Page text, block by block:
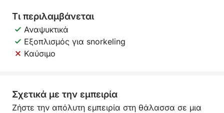
Τι περιλαμβάνεται
Αναψυκτικά
Εξοπλισμός για snorkeling
Καύσιμο
Σχετικά με την εμπειρία
Ζήστε την απόλυτη εμπειρία στη θάλασσα σε μια